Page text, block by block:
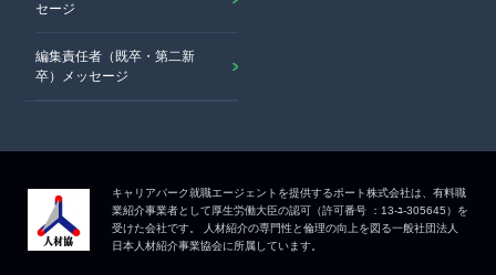
セージ
編集責任者（既卒・第二新
卒）メッセージ